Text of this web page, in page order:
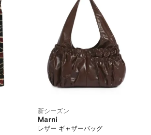
新シーズン
Marni
レザー ギャザーバッグ